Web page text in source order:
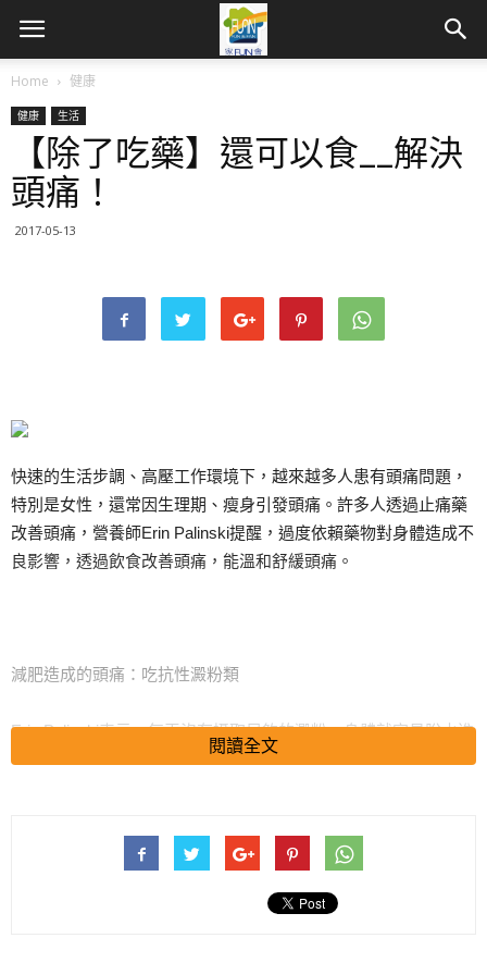
Home 健康
健康 生活
【除了吃藥】還可以食__解決
頭痛！
2017-05-13
快速的生活步調、高壓工作環境下，越來越多人患有頭痛問題，
特別是女性，還常因生理期、瘦身引發頭痛。許多人透過止痛藥
改善頭痛，營養師Erin Palinski提醒，過度依賴藥物對身體造成不
良影響，透過飲食改善頭痛，能溫和舒緩頭痛。
減肥造成的頭痛：吃抗性澱粉類
Erin Palinski表示，每天沒有攝取足夠的澱粉，身體就容易脫水進
而引起頭痛，選擇對身體有益的天然「抗性澱粉」如全麥、燕
閱讀全文